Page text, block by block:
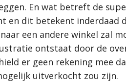
En wat betreft de
en dit betekent inderdaad
een andere winkel zal
ontstaat door de
er geen rekening mee
uitverkocht zou zijn.